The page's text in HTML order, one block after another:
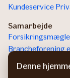
Kundeservice
Samarbejde
Brancheforening
organisation
If vejhjælp Europa
Denne